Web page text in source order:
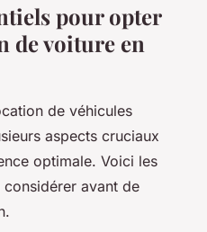
pour opter
de voiture en
de véhicules
aspects cruciaux
optimale. Voici les
considérer avant de